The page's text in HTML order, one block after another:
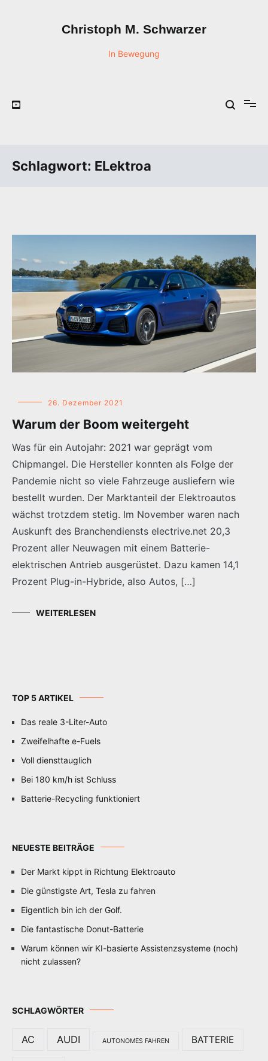
Christoph M. Schwarzer
In Bewegung
Schlagwort: ELektroa
26. Dezember 2021
Warum der Boom weitergeht
Was für ein Autojahr: 2021 war geprägt vom
Chipmangel. Die Hersteller konnten als Folge der
Pandemie nicht so viele Fahrzeuge ausliefern wie
bestellt wurden. Der Marktanteil der Elektroautos
wächst trotzdem stetig. Im November waren nach
Auskunft des Branchendiensts electrive.net 20,3
Prozent aller Neuwagen mit einem Batterie-
elektrischen Antrieb ausgerüstet. Dazu kamen 14,1
Prozent Plug-in-Hybride, also Autos, […]
WEITERLESEN
TOP 5 ARTIKEL
Das reale 3-Liter-Auto
Zweifelhafte e-Fuels
Voll diensttauglich
Bei 180 km/h ist Schluss
Batterie-Recycling funktioniert
NEUESTE BEITRÄGE
Der Markt kippt in Richtung Elektroauto
Die günstigste Art, Tesla zu fahren
Eigentlich bin ich der Golf.
Die fantastische Donut-Batterie
Warum können wir KI-basierte Assistenzsysteme (noch)
nicht zulassen?
SCHLAGWÖRTER
AC AUDI AUTONOMES FAHREN BATTERIE